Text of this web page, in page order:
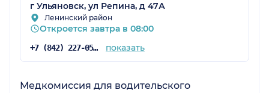
г Ульяновск, ул Репина, д 47А
Ленинский район
Откроется завтра в 08:00
+7 (842) 227-05-05 показать
Медкомиссия для водительского